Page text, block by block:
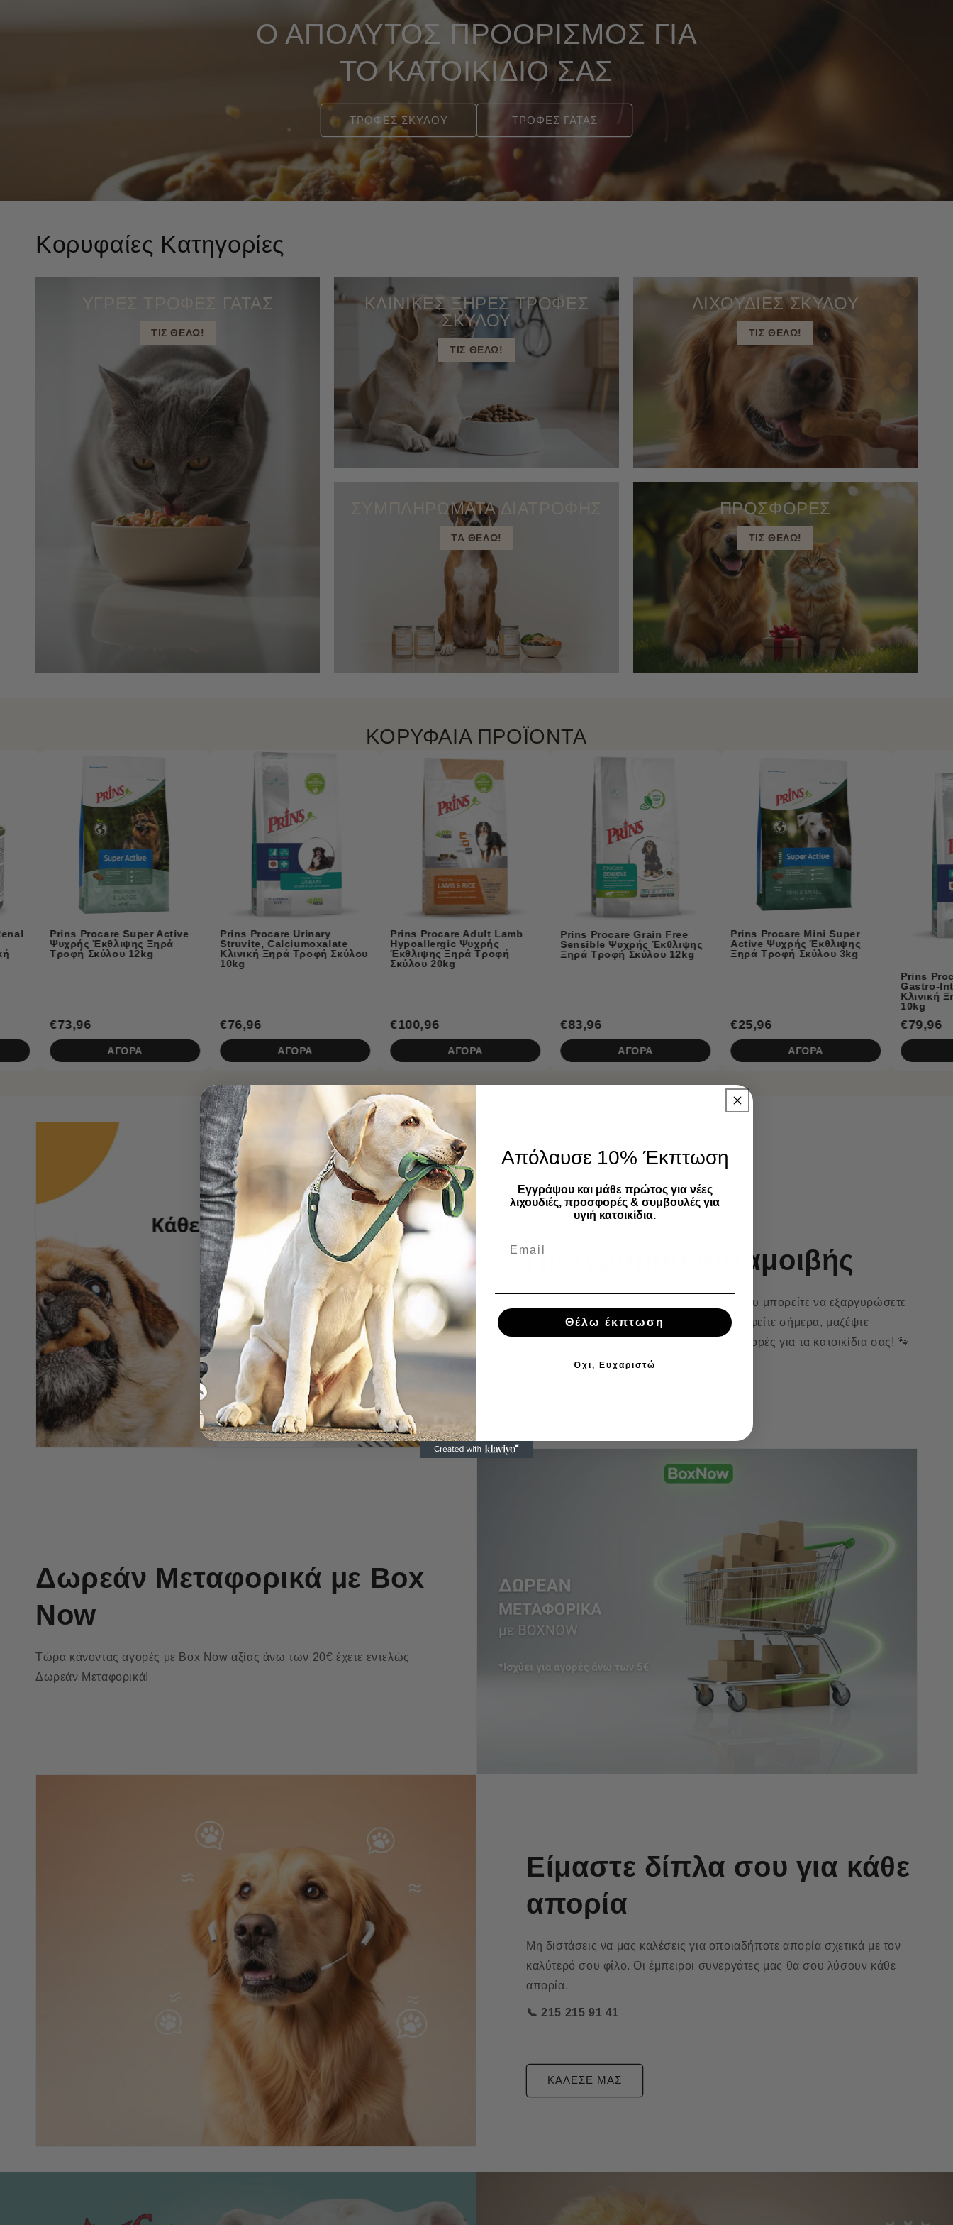
Ο ΑΠΟΛΥΤΟΣ ΠΡΟΟΡΙΣΜΟΣ ΓΙΑ
ΤΟ ΚΑΤΟΙΚΙΔΙΟ ΣΑΣ
ΤΡΟΦΕΣ ΣΚΥΛΟΥ ΤΡΟΦΕΣ ΓΑΤΑΣ
Κορυφαίες Κατηγορίες
ΥΓΡΕΣ ΤΡΟΦΕΣ ΓΑΤΑΣ
ΤΙΣ ΘΕΛΩ!
ΚΛΙΝΙΚΕΣ ΞΗΡΕΣ ΤΡΟΦΕΣ
ΣΚΥΛΟΥ
ΤΙΣ ΘΕΛΩ!
ΛΙΧΟΥΔΙΕΣ ΣΚΥΛΟΥ
ΤΙΣ ΘΕΛΩ!
ΣΥΜΠΛΗΡΩΜΑΤΑ ΔΙΑΤΡΟΦΗΣ
ΤΑ ΘΕΛΩ!
ΠΡΟΣΦΟΡΕΣ
ΤΙΣ ΘΕΛΩ!
ΚΟΡΥΦΑΙΑ ΠΡΟΪΟΝΤΑ
Prins Procare Urinary
Struvite, Calciumoxalate
Κλινική Ξηρά Τροφή Σκύλου
Prins Procare Adult Lamb
Hypoallergic Ψυχρής
Έκθλιψης Ξηρά Τροφή
Σκύλου 20kg
Prins Procare Grain Free
Sensible Ψυχρής Έκθλιψης
Ξηρά Τροφή Σκύλου 12kg
Prins Procare Mini Super
Active Ψυχρής Έκθλιψης
Ξηρά Τροφή Σκύλου 3kg
Calm Ψυχρής
Ξηρά Τροφή
Πρόγραμμα ανταμοιβής
Με κάθε αγορά σας, κερδίζετε πόντους που μπορείτε να εξαργυρώσετε
για εκπτώσεις ή δωρεάν προϊόντα. Εγγραφείτε σήμερα, μαζέψτε
πόντους και απολαύστε μοναδικές προσφορές για τα κατοικίδια σας! 🐾
Δωρεάν Μεταφορικά με Box
Now
Τώρα κάνοντας αγορές με Box Now αξίας άνω των 20€ έχετε εντελώς
Δωρεάν Μεταφορικά!
Είμαστε δίπλα σου για κάθε
απορία
Μη διστάσεις να μας καλέσεις για οποιαδήποτε απορία σχετικά με τον
καλύτερό σου φίλο. Οι έμπειροι συνεργάτες μας θα σου λύσουν κάθε
απορία.
📞 215 215 91 41
ΚΑΛΕΣΕ ΜΑΣ
Απόλαυσε 10% Έκπτωση
Εγγράψου και μάθε πρώτος για νέες
λιχουδιές, προσφορές & συμβουλές για
υγιή κατοικίδια.
Θέλω έκπτωση
Όχι, Ευχαριστώ